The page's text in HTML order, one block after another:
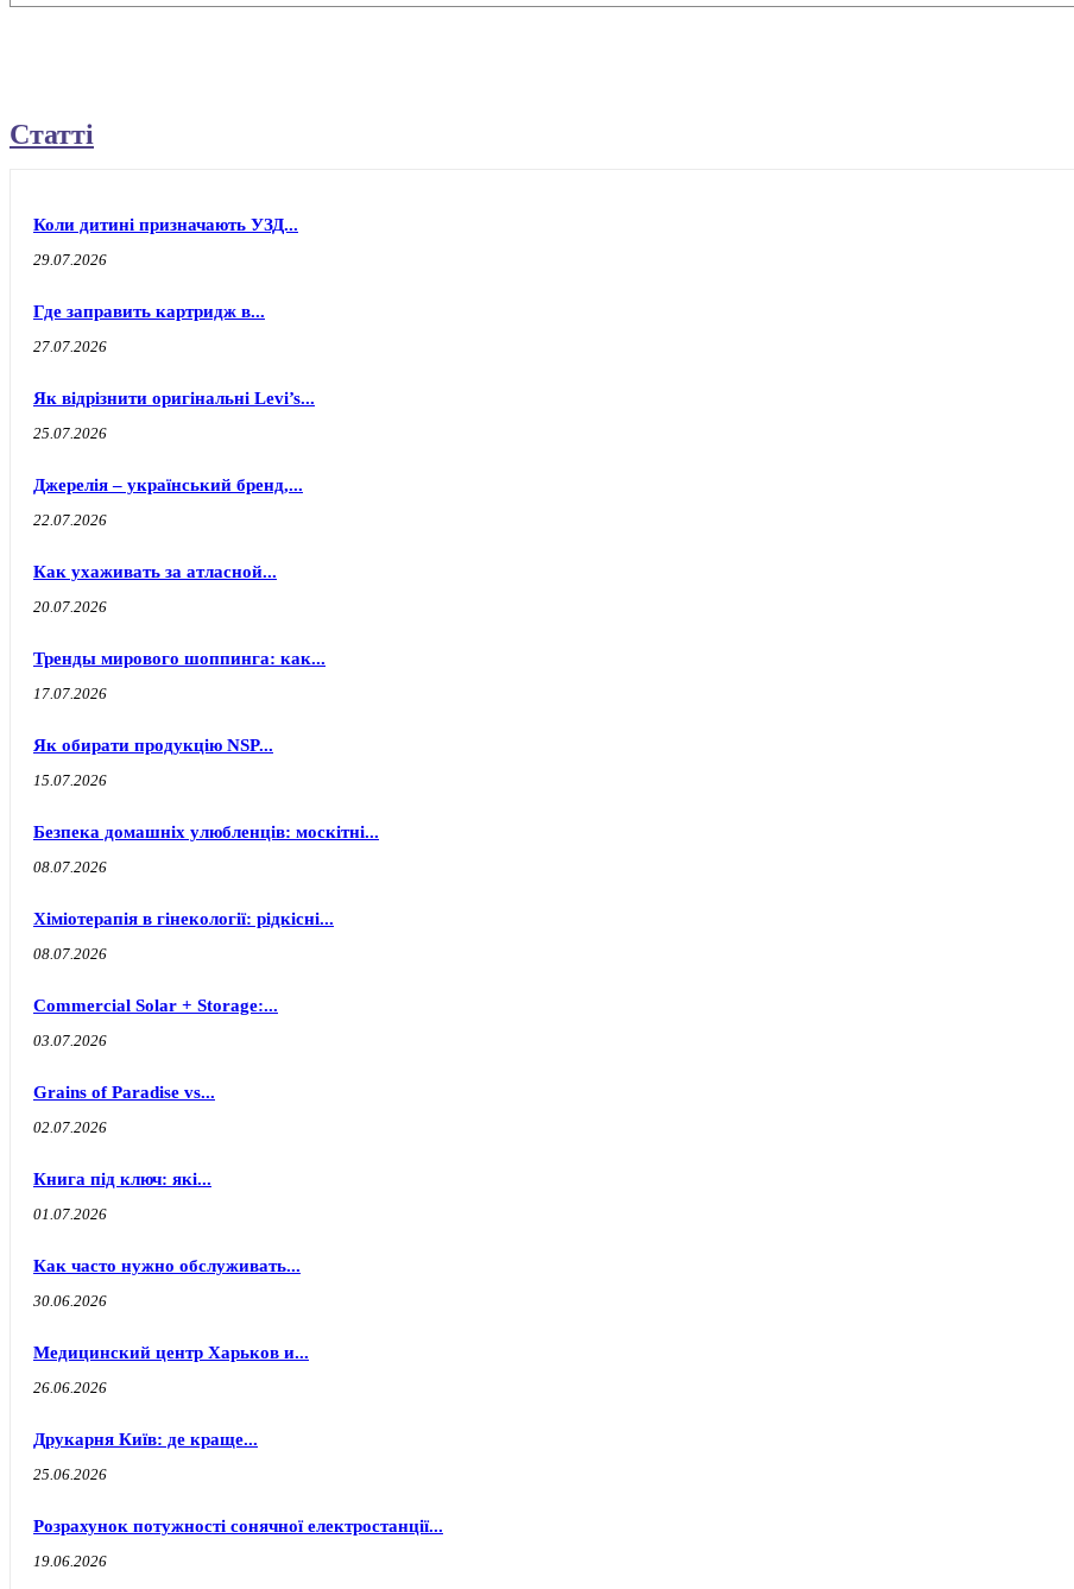
Статті
Коли дитині призначають УЗД...
29.07.2026
Где заправить картридж в...
27.07.2026
Як відрізнити оригінальні Levi’s...
25.07.2026
Джерелія – український бренд,...
22.07.2026
Как ухаживать за атласной...
20.07.2026
Тренды мирового шоппинга: как...
17.07.2026
Як обирати продукцію NSP...
15.07.2026
Безпека домашніх улюбленців: москітні...
08.07.2026
Хіміотерапія в гінекології: рідкісні...
08.07.2026
Commercial Solar + Storage:...
03.07.2026
Grains of Paradise vs...
02.07.2026
Книга під ключ: які...
01.07.2026
Как часто нужно обслуживать...
30.06.2026
Медицинский центр Харьков и...
26.06.2026
Друкарня Київ: де краще...
25.06.2026
Розрахунок потужності сонячної електростанції...
19.06.2026